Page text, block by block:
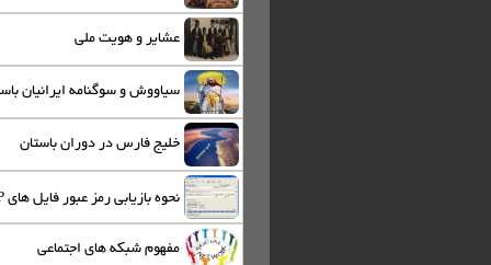
عشاير و هويت ملي
سياووش و سوگنامه ايرانيان
خلیج فارس در دوران باستان
نحوه بازیابی رمز عبور فایل های ZIP
مفهوم شبکه های اجتماعی